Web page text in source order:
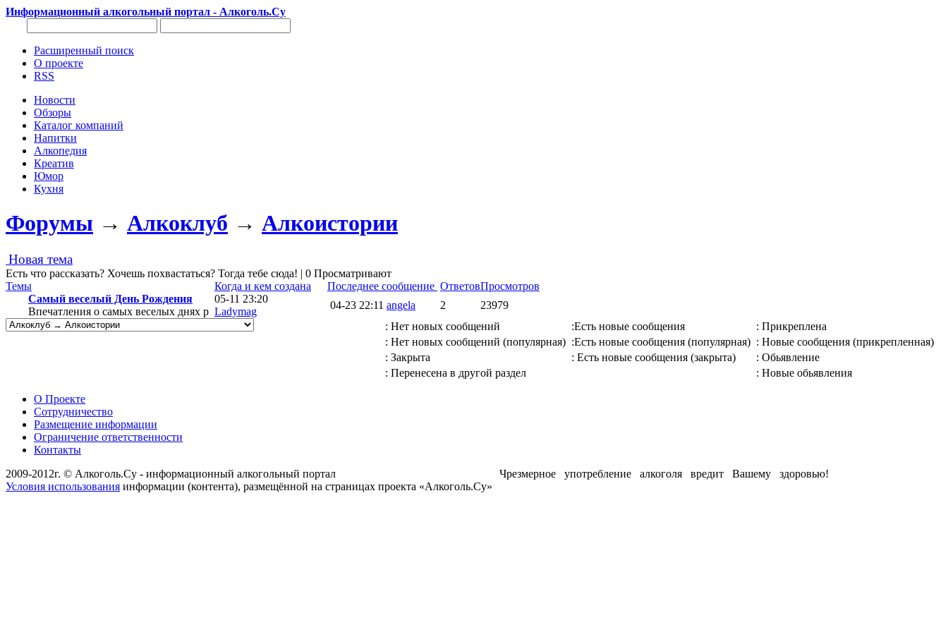
Информационный алкогольный портал - Алкоголь.Су
Расширенный поиск
О проекте
RSS
Новости
Обзоры
Каталог компаний
Напитки
Алкопедия
Креатив
Юмор
Кухня
Форумы → Алкоклуб → Алкоистории
Новая тема
Есть что рассказать? Хочешь похвастаться? Тогда тебе сюда! | 0 Просматривают
Темы
Когда и кем создана Последнее сообщение ОтветовПросмотров
Самый веселый День Рождения
Впечатления о самых веселых днях р
05-11 23:20
Ladymag
04-23 22:11 angela 2
23979
: Нет новых сообщений
:Есть новые сообщения
: Прикреплена
: Нет новых сообщений (популярная) :Есть новые сообщения (популярная) : Новые сообщения (прикрепленная)
: Закрыта
: Есть новые сообщения (закрыта)
: Обьявление
: Перенесена в другой раздел
: Новые обьявления
О Проекте
Сотрудничество
Размещение информации
Ограничение ответственности
Контакты
2009-2012г. © Алкоголь.Су - информационный алкогольный портал
Условия использования информации (контента), размещённой на страницах проекта «Алкоголь.Су»
Чрезмерное употребление алкоголя вредит Вашему здоровью!